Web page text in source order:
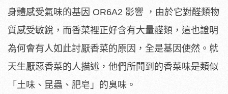
身體感受氣味的基因 OR6A2 影響 ，由於它對醛類物
質感受敏銳，而香菜裡正好含有大量醛類，這也證明
為何會有人如此討厭香菜的原因，全是基因使然。就
天生厭惡香菜的人描述，他們所聞到的香菜味是類似
「土味、昆蟲、肥皂」的臭味。